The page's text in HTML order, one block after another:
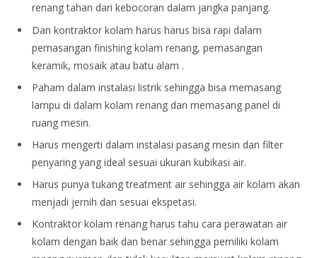
renang tahan dari kebocoran dalam jangka panjang.
Dan kontraktor kolam harus harus bisa rapi dalam
pemasangan finishing kolam renang, pemasangan
keramik, mosaik atau batu alam .
Paham dalam instalasi listrik sehingga bisa memasang
lampu di dalam kolam renang dan memasang panel di
ruang mesin.
Harus mengerti dalam instalasi pasang mesin dan filter
penyaring yang ideal sesuai ukuran kubikasi air.
Harus punya tukang treatment air sehingga air kolam akan
menjadi jernih dan sesuai ekspetasi.
Kontraktor kolam renang harus tahu cara perawatan air
kolam dengan baik dan benar sehingga pemiliki kolam